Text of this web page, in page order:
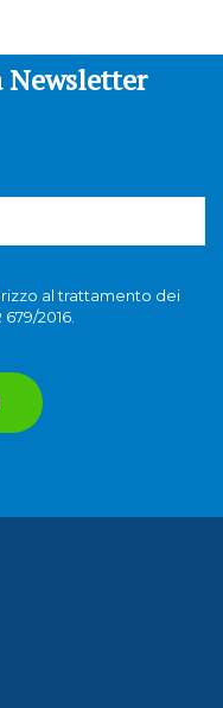
al trattamento dei
2016.